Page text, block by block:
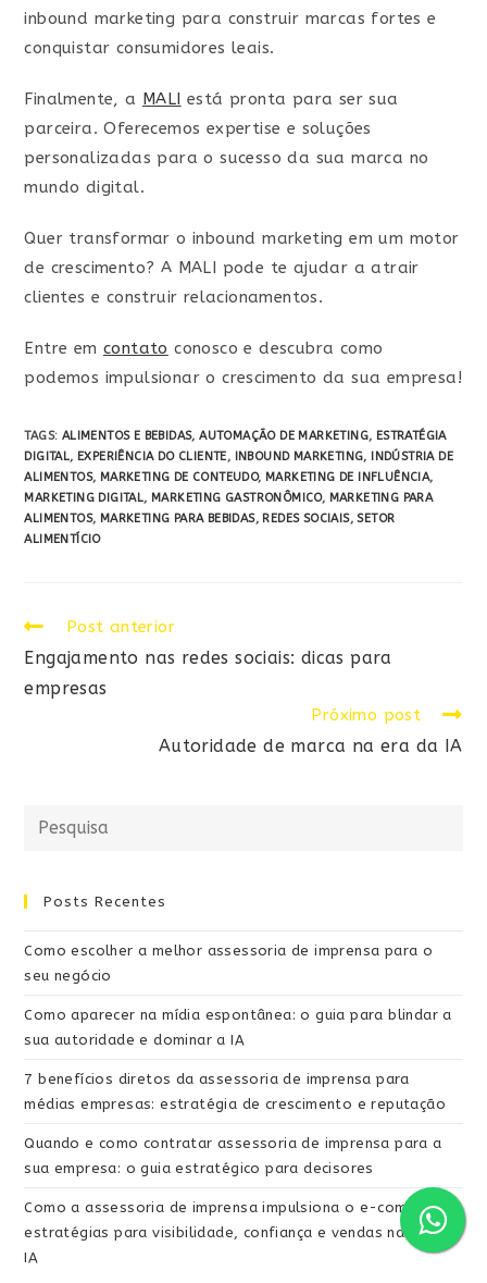
inbound marketing para construir marcas fortes e
conquistar consumidores leais.
Finalmente, a MALI está pronta para ser sua
parceira. Oferecemos expertise e soluções
personalizadas para o sucesso da sua marca no
mundo digital.
Quer transformar o inbound marketing em um motor
de crescimento? A MALI pode te ajudar a atrair
clientes e construir relacionamentos.
Entre emcontato conosco e descubra como
podemos impulsionar o crescimento da sua empresa!
TAGS: ALIMENTOS E BEBIDAS, AUTOMAÇÃO DE MARKETING, ESTRATÉGIA
DIGITAL, EXPERIÊNCIA DO CLIENTE, INBOUND MARKETING, INDÚSTRIA DE
ALIMENTOS, MARKETING DE CONTEUDO, MARKETING DE INFLUÊNCIA,
MARKETING DIGITAL, MARKETING GASTRONÔMICO, MARKETING PARA
ALIMENTOS, MARKETING PARA BEBIDAS, REDES SOCIAIS, SETOR
ALIMENTÍCIO
Post anterior
Engajamento nas redes sociais: dicas para
empresas
Próximo post
Autoridade de marca na era da IA
Posts Recentes
Como escolher a melhor assessoria de imprensa para o
seu negócio
Como aparecer na mídia espontânea: o guia para blindar a
sua autoridade e dominar a IA
7 benefícios diretos da assessoria de imprensa para
médias empresas: estratégia de crescimento e reputação
Quando e como contratar assessoria de imprensa para a
sua empresa: o guia estratégico para decisores
Como a assessoria de imprensa impulsiona o e-commerce:
estratégias para visibilidade, confiança e vendas na era da
IA